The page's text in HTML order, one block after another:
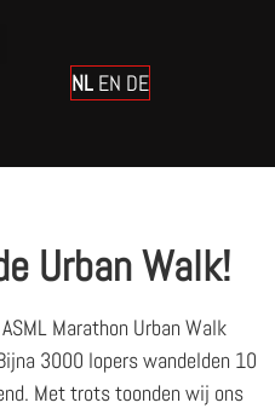
NL EN DE
Urban Walk!
Marathon Urban Walk
3000 lopers wandelden 10
Met trots toonden wij ons